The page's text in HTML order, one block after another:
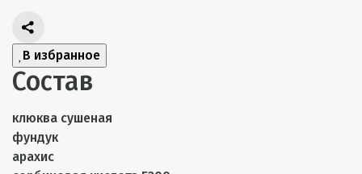
В избранное
Состав
клюква сушеная
фундук
арахис